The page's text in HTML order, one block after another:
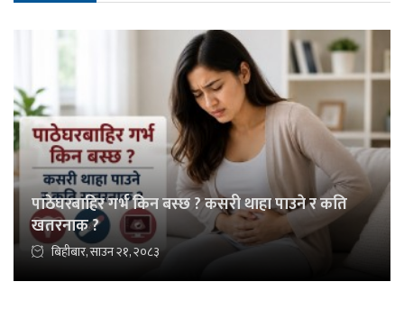
पाठेघरबाहिर गर्भ किन बस्छ ? कसरी थाहा पाउने र कति
खतरनाक ?
बिहीबार, साउन २१, २०८३